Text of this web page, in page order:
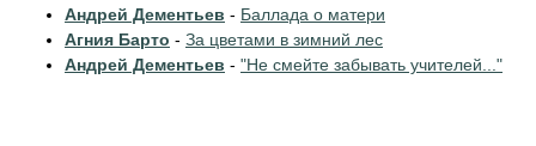
Андрей Дементьев - Баллада о матери
Агния Барто - За цветами в зимний лес
Андрей Дементьев - "Не смейте забывать учителей..."